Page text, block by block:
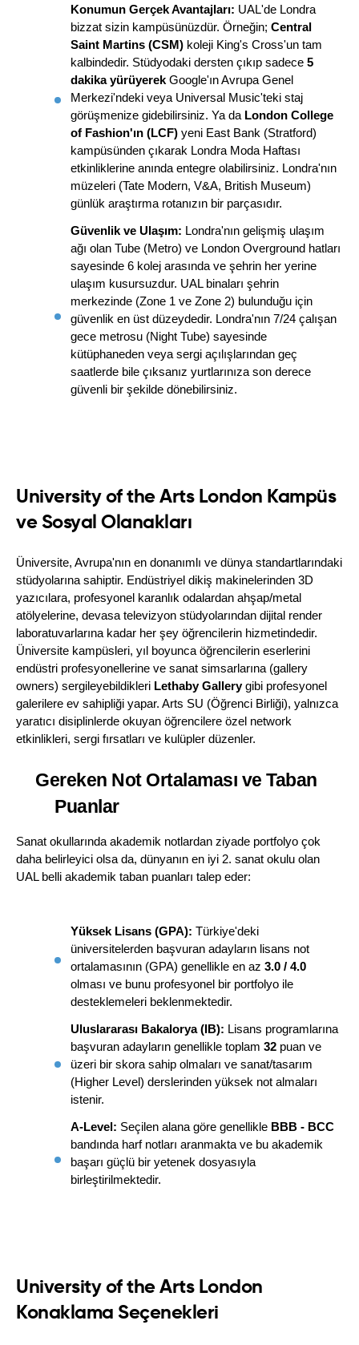
Konumun Gerçek Avantajları: UAL'de Londra
bizzat sizin kampüsünüzdür. Örneğin; Central
Saint Martins (CSM) koleji King's Cross'un tam
kalbindedir. Stüdyodaki dersten çıkıp sadece 5
dakika yürüyerek Google'ın Avrupa Genel
Merkezi'ndeki veya Universal Music'teki staj
görüşmenize gidebilirsiniz. Ya da London College
of Fashion'ın (LCF) yeni East Bank (Stratford)
kampüsünden çıkarak Londra Moda Haftası
etkinliklerine anında entegre olabilirsiniz. Londra'nın
müzeleri (Tate Modern, V&A, British Museum)
günlük araştırma rotanızın bir parçasıdır.
Güvenlik ve Ulaşım: Londra'nın gelişmiş ulaşım
ağı olan Tube (Metro) ve London Overground hatları
sayesinde 6 kolej arasında ve şehrin her yerine
ulaşım kusursuzdur. UAL binaları şehrin
merkezinde (Zone 1 ve Zone 2) bulunduğu için
güvenlik en üst düzeydedir. Londra'nın 7/24 çalışan
gece metrosu (Night Tube) sayesinde
kütüphaneden veya sergi açılışlarından geç
saatlerde bile çıksanız yurtlarınıza son derece
güvenli bir şekilde dönebilirsiniz.
University of the Arts London Kampüs
ve Sosyal Olanakları
Üniversite, Avrupa'nın en donanımlı ve dünya standartlarındaki
stüdyolarına sahiptir. Endüstriyel dikiş makinelerinden 3D
yazıcılara, profesyonel karanlık odalardan ahşap/metal
atölyelerine, devasa televizyon stüdyolarından dijital render
laboratuvarlarına kadar her şey öğrencilerin hizmetindedir.
Üniversite kampüsleri, yıl boyunca öğrencilerin eserlerini
endüstri profesyonellerine ve sanat simsarlarına (gallery
owners) sergileyebildikleri Lethaby Gallery gibi profesyonel
galerilere ev sahipliği yapar. Arts SU (Öğrenci Birliği), yalnızca
yaratıcı disiplinlerde okuyan öğrencilere özel network
etkinlikleri, sergi fırsatları ve kulüpler düzenler.
Gereken Not Ortalaması ve Taban
Puanlar
Sanat okullarında akademik notlardan ziyade portfolyo çok
daha belirleyici olsa da, dünyanın en iyi 2. sanat okulu olan
UAL belli akademik taban puanları talep eder:
Yüksek Lisans (GPA): Türkiye'deki
üniversitelerden başvuran adayların lisans not
ortalamasının (GPA) genellikle en az 3.0 / 4.0
olması ve bunu profesyonel bir portfolyo ile
desteklemeleri beklenmektedir.
Uluslararası Bakalorya (IB): Lisans programlarına
başvuran adayların genellikle toplam 32 puan ve
üzeri bir skora sahip olmaları ve sanat/tasarım
(Higher Level) derslerinden yüksek not almaları
istenir.
A-Level: Seçilen alana göre genellikle BBB - BCC
bandında harf notları aranmakta ve bu akademik
başarı güçlü bir yetenek dosyasıyla
birleştirilmektedir.
University of the Arts London
Konaklama Seçenekleri